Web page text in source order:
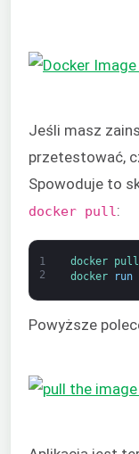
Jeśli masz
przetestować,
Spowoduje to
docker pull :
1
2
docker pull
docker
run
Powyższe